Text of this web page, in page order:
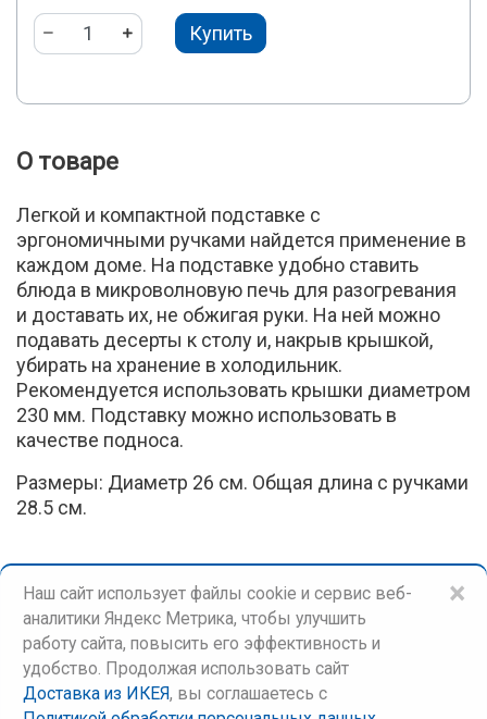
Купить
О товаре
Легкой и компактной подставке с
эргономичными ручками найдется применение в
каждом доме. На подставке удобно ставить
блюда в микроволновую печь для разогревания
и доставать их, не обжигая руки. На ней можно
подавать десерты к столу и, накрыв крышкой,
убирать на хранение в холодильник.
Рекомендуется использовать крышки диаметром
230 мм. Подставку можно использовать в
качестве подноса.
Размеры: Диаметр 26 см. Общая длина с ручками
28.5 см.
×
Наш сайт использует файлы cookie и сервис веб-
аналитики Яндекс Метрика, чтобы улучшить
работу сайта, повысить его эффективность и
удобство. Продолжая использовать сайт
Доставка из ИКЕЯ, вы соглашаетесь c